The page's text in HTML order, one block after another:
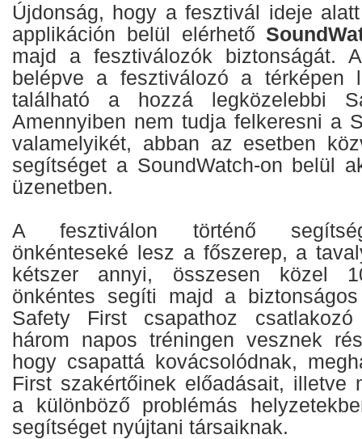
Újdonság, hogy a fesztivál ideje
applikáción belül elérhető
majd a fesztiválozók biztonságát.
belépve a fesztiválozó a térképen
található a hozzá legközelebbi
Amennyiben nem tudja felkeresni a
valamelyikét, abban az esetben
segítséget a SoundWatch-on belül
üzenetben.
A fesztiválon történő
önkénteseké lesz a főszerep, a
kétszer annyi, összesen közel
önkéntes segíti majd a
Safety First csapathoz
három napos tréningen vesznek
hogy csapattá kovácsolódnak,
First szakértőinek előadásait, illetve
a különböző problémás
segítséget nyújtani társaiknak.